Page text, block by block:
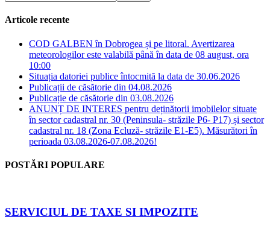
Articole recente
COD GALBEN în Dobrogea și pe litoral. Avertizarea
meteorologilor este valabilă până în data de 08 august, ora
10:00
Situația datoriei publice întocmită la data de 30.06.2026
Publicații de căsătorie din 04.08.2026
Publicație de căsătorie din 03.08.2026
ANUNȚ DE INTERES pentru deținătorii imobilelor situate
în sector cadastral nr. 30 (Peninsula- străzile P6- P17) și sector
cadastral nr. 18 (Zona Ecluză- străzile E1-E5). Măsurători în
perioada 03.08.2026-07.08.2026!
POSTĂRI POPULARE
SERVICIUL DE TAXE SI IMPOZITE